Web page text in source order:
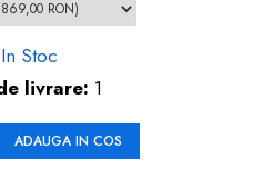
In Stoc
livrare: 1
ADAUGA IN COS